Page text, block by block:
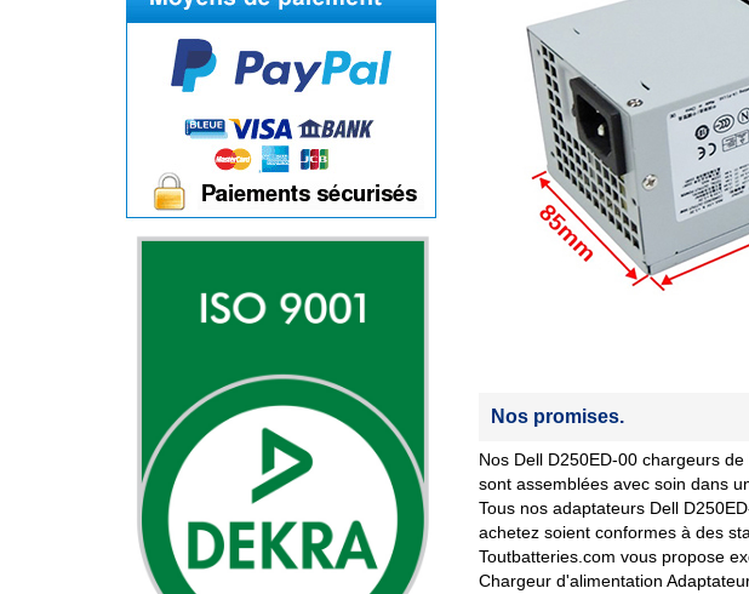
Nos promises.
Nos Dell D250ED-00 chargeurs
sont assemblées avec soin dans
Tous nos adaptateurs Dell
achetez soient conformes à des
Toutbatteries.com vous propose
Chargeur d'alimentation